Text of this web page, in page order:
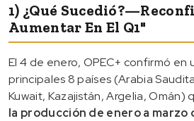
1) ¿Qué
Aumentar En El Q1"
El 4 de enero, OPEC+ confirmó en
principales 8 países (Arabia
Kuwait, Kazajistán, Argelia, Omán)
la producción de enero a marzo